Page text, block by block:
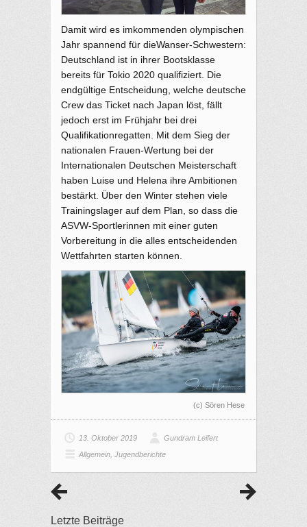
Damit wird es imkommenden olympischen
Jahr spannend für dieWanser-Schwestern:
Deutschland ist in ihrer Bootsklasse
bereits für Tokio 2020 qualifiziert. Die
endgültige Entscheidung, welche deutsche
Crew das Ticket nach Japan löst, fällt
jedoch erst im Frühjahr bei drei
Qualifikationregatten. Mit dem Sieg der
nationalen Frauen-Wertung bei der
Internationalen Deutschen Meisterschaft
haben Luise und Helena ihre Ambitionen
bestärkt. Über den Winter stehen viele
Trainingslager auf dem Plan, so dass die
ASVW-Sportlerinnen mit einer guten
Vorbereitung in die alles entscheidenden
Wettfahrten starten können.
(c) Sören Hese
13. Oktober 2019
Gundram Leifert
Allgemein Jugendberichte
Letzte Beiträge